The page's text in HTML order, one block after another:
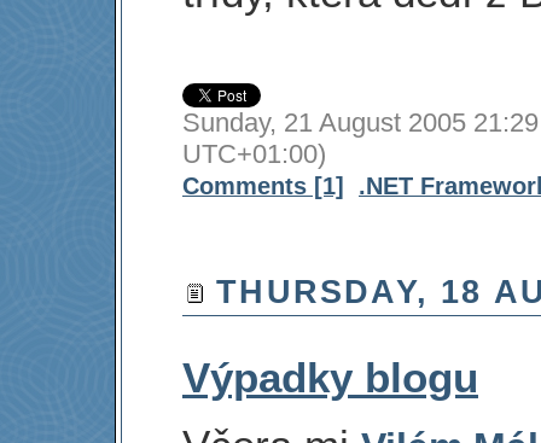
Sunday, 21 August 2005
UTC+01:00)
Comments [1] .NET
THURSDAY, 18
Výpadky blogu